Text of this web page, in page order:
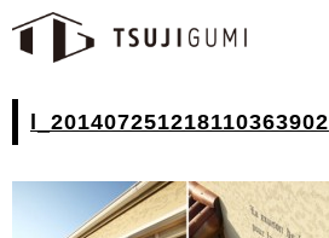
l_201407251218110363902